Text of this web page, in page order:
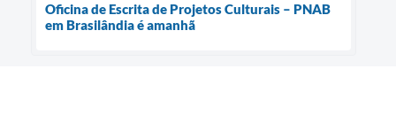
Oficina de Escrita de Projetos Culturais – PNAB
em Brasilândia é amanhã